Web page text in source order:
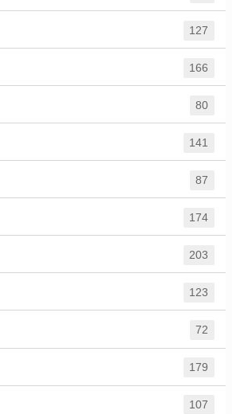
127
166
80
141
87
174
203
123
72
179
107